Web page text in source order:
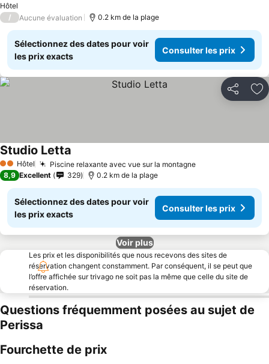
Hôtel
/ Aucune évaluation 0.2 km de la plage
Sélectionnez des dates pour voir
les prix exacts
Consulter les prix
Partager
2 Étoiles
Hôtel Piscine relaxante avec vue sur la montagne
Studio Letta
8,9 Excellent 329 0.2 km de la plage
Sélectionnez des dates pour voir
les prix exacts
Consulter les prix
Voir plus
Les prix et les disponibilités que nous recevons des sites de
réservation changent constamment. Par conséquent, il se peut que
l’offre affichée sur trivago ne soit pas la même que celle du site de
réservation.
Questions fréquemment posées au sujet de
Perissa
Fourchette de prix